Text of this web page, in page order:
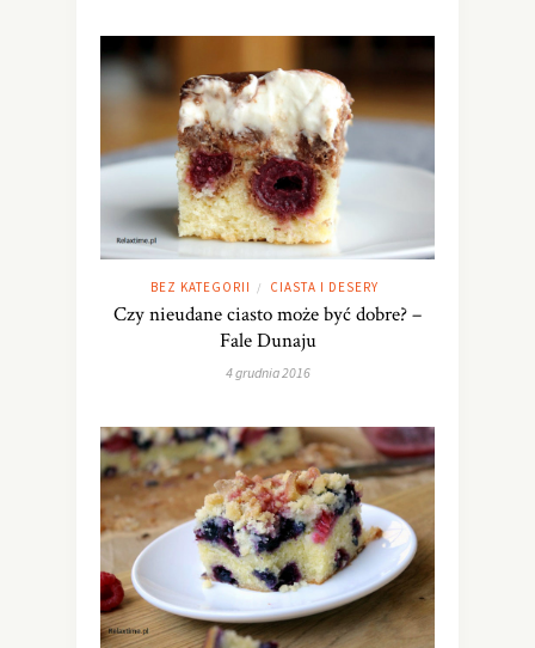
BEZ KATEGORII / CIASTA I DESERY
Czy nieudane ciasto może być dobre? –
Fale Dunaju
4 grudnia 2016